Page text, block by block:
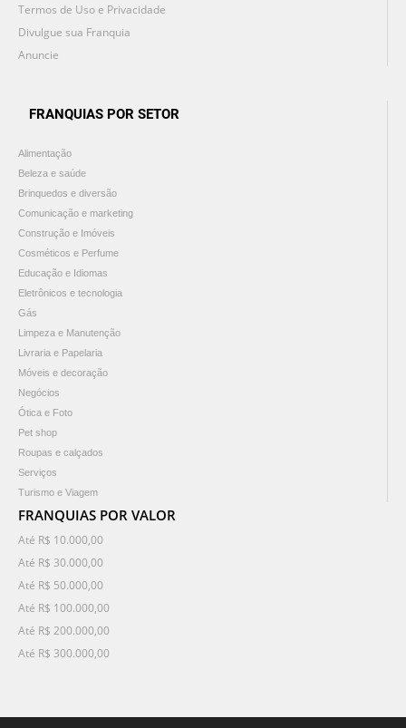
Termos de Uso e Privacidade
Divulgue sua Franquia
Anuncie
FRANQUIAS POR SETOR
Alimentação
Beleza e saúde
Brinquedos e diversão
Comunicação e marketing
Construção e Imóveis
Cosméticos e Perfume
Educação e Idiomas
Eletrônicos e tecnologia
Gás
Limpeza e Manutenção
Livraria e Papelaria
Móveis e decoração
Negócios
Ótica e Foto
Pet shop
Roupas e calçados
Serviços
Turismo e Viagem
FRANQUIAS POR VALOR
Até R$ 10.000,00
Até R$ 30.000,00
Até R$ 50.000,00
Até R$ 100.000,00
Até R$ 200.000,00
Até R$ 300.000,00